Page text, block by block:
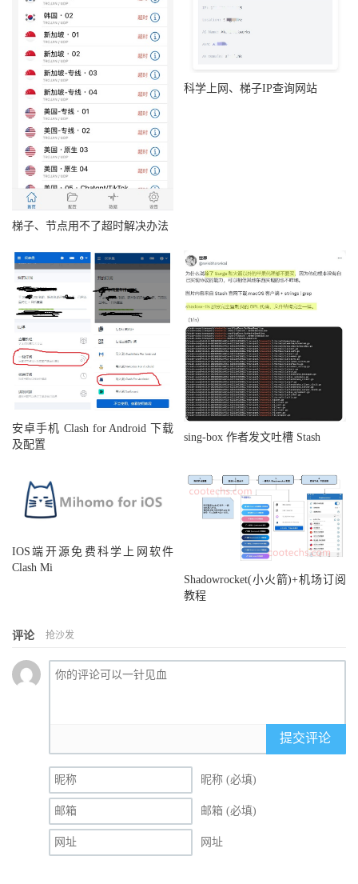
梯子、节点用不了超时解决办法
科学上网、梯子IP查询网站
安卓手机 Clash for Android 下载
及配置
sing-box 作者发文吐槽 Stash
IOS端开源免费科学上网软件
Clash Mi
Shadowrocket(小火箭)+机场订阅
教程
评论 抢沙发
提交评论
昵称 (必填)
邮箱 (必填)
网址